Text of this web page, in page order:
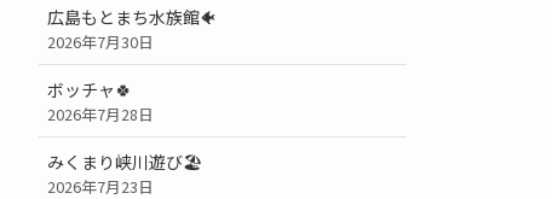
広島もとまち水族館🐠
2026年7月30日
ボッチャ🍀
2026年7月28日
みくまり峡川遊び🏖️
2026年7月23日